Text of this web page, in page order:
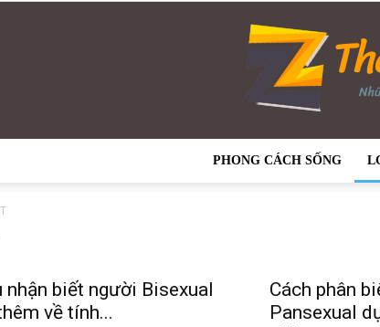
PHONG CÁCH SỐNG
nhận biết người Bisexual
về tính...
Cách phân
Pansexual